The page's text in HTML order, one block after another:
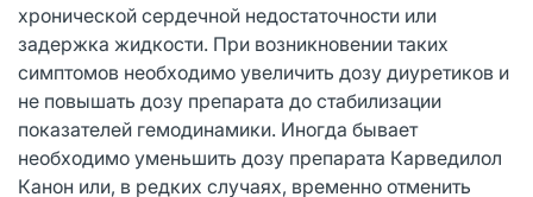
хронической сердечной недостаточности или
задержка жидкости. При возникновении таких
симптомов необходимо увеличить дозу диуретиков и
не повышать дозу препарата до стабилизации
показателей гемодинамики. Иногда бывает
необходимо уменьшить дозу препарата Карведилол
Канон или, в редких случаях, временно отменить